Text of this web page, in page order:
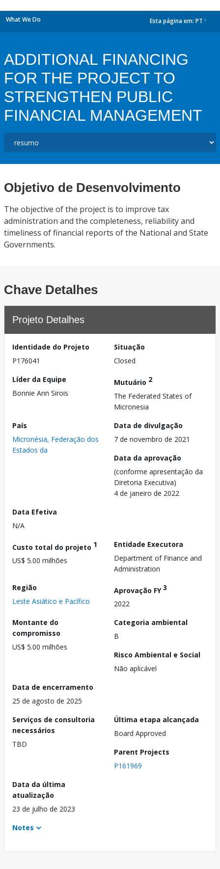
What We Do Esta página em: PT
ADDITIONAL FINANCING
FOR THE PROJECT TO
STRENGTHEN PUBLIC
FINANCIAL MANAGEMENT
Objetivo de Desenvolvimento
The objective of the project is to improve tax
administration and the completeness, reliability and
timeliness of financial reports of the National and State
Governments.
Chave Detalhes
Projeto Detalhes
Identidade do Projeto
P176041
Situação
Closed
Líder da Equipe
Bonnie Ann Sirois
Mutuário 2
The Federated States of
Micronesia
País
Micronésia, Federação dos
Estados da
Data de divulgação
7 de novembro de 2021
Data da aprovação
(conforme apresentação da
Diretoria Executiva)
4 de janeiro de 2022
Data Efetiva
N/A
Custo total do projeto 1
US$ 5.00 milhões
Entidade Executora
Department of Finance and
Administration
Região
Leste Asiático e Pacífico
Aprovação FY3
2022
Montante do
compromisso
US$ 5.00 milhões
Categoria ambiental
B
Risco Ambiental e Social
Não aplicável
Data de encerramento
25 de agosto de 2025
Serviços de consultoria
necessários
TBD
Última etapa alcançada
Board Approved
Parent Projects
P161969
Data da última
atualização
23 de julho de 2023
Notes